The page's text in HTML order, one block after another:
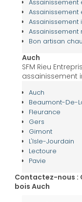
Assainissement
Bon artisan
Auch
SFM Rieu
assainissement
Auch
Beaumont-De-
Fleurance
Gers
Gimont
L'Isle-Jourdain
Lectoure
Pavie
Contactez-nous :
bois Auch